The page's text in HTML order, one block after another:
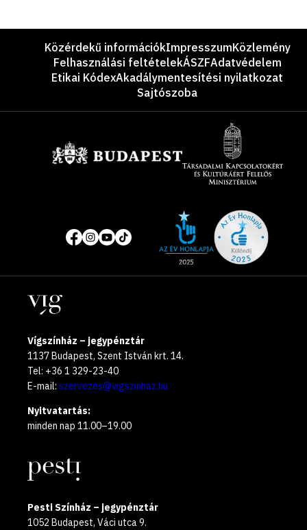
LáblécKözérdekű információkImpresszumKözlemény
Felhasználási feltételekÁSZFAdatvédelem
Etikai KódexAkadálymentesítési nyilatkozat
Sajtószoba
Közösségi
média
oldalak
of
year
Helyszínek
Vígszínház – jegypénztár
1137 Budapest, Szent István krt. 14.
Tel: +36 1 329-23-40
E-mail: szervezes@vigszinhaz.hu
Nyitvatartás:
minden nap 11.00–19.00
Pesti Színház – jegypénztár
1052 Budapest, Váci utca 9.